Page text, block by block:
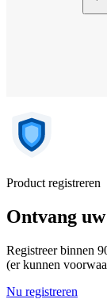
Product registreren
Ontvang
Registreer binnen
(er kunnen
Nu registreren